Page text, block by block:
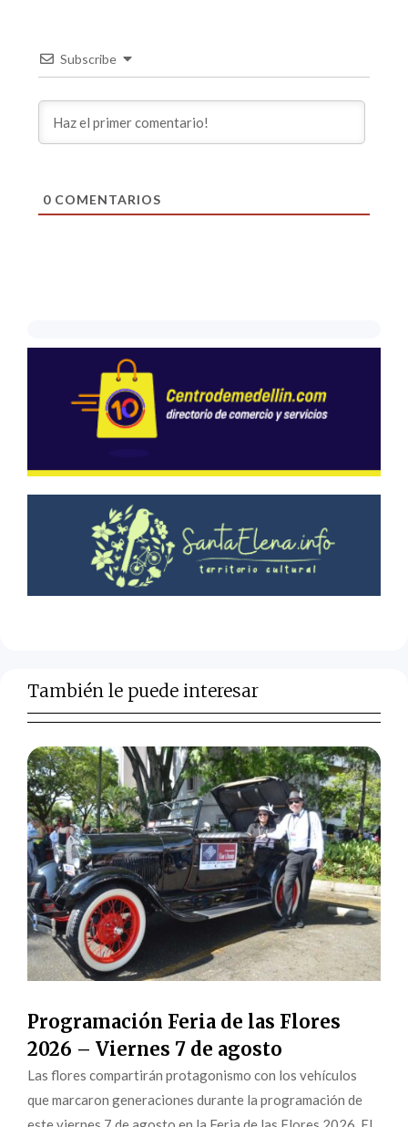
Subscribe
0COMENTARIOS
También le puede interesar
Programación Feria de las Flores
2026 – Viernes 7 de agosto
Las flores compartirán protagonismo con los vehículos
que marcaron generaciones durante la programación de